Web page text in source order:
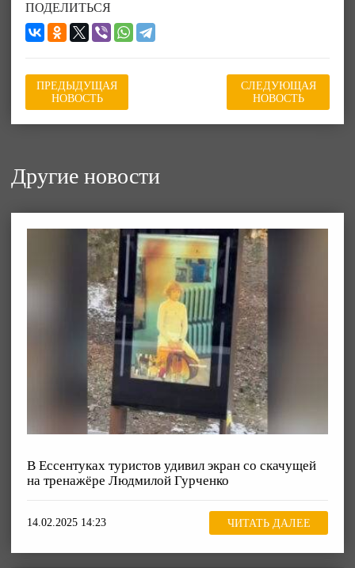
ПОДЕЛИТЬСЯ
ПРЕДЫДУЩАЯ
НОВОСТЬ
СЛЕДУЮЩАЯ
НОВОСТЬ
Другие новости
В Ессентуках туристов удивил экран со скачущей
на тренажёре Людмилой Гурченко
14.02.2025 14:23 ЧИТАТЬ ДАЛЕЕ